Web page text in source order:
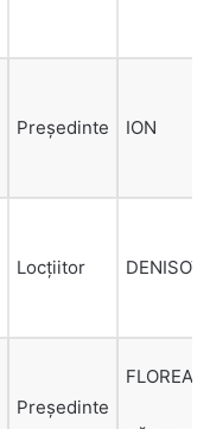
Președinte ION
Locțiitor DENISOV
Președinte
FLOREA-